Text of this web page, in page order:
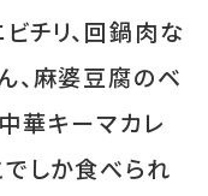
チリ、回鍋肉な
、麻婆豆腐のベ
華キーマカレ
でしか食べられ